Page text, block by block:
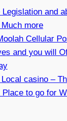
Legislation and
more
Cellular
and you will
casino –
Place to go for